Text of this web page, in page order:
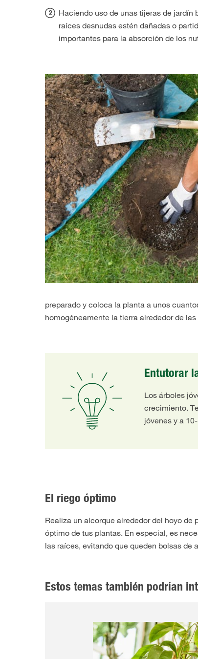
Haciendo uso de unas tijeras de
raíces desnudas estén dañadas o
importantes para la absorción de los
preparado y coloca la planta a unos
homogéneamente la tierra alrededor de
Entutorar
Los árboles
crecimiento.
jóvenes y a
El riego óptimo
Realiza un alcorque alrededor del hoyo
óptimo de tus plantas. En especial, es
las raíces, evitando que queden bolsas de
Estos temas también podrían